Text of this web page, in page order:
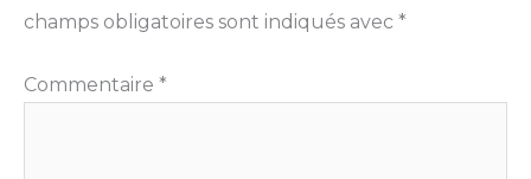
champs obligatoires sont indiqués avec *
Commentaire *